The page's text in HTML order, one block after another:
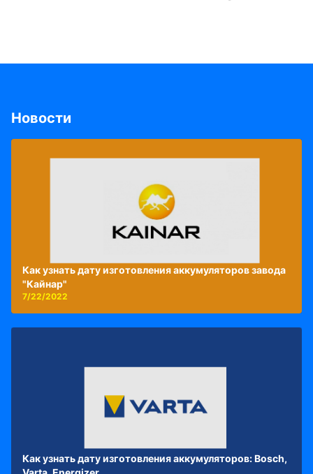
Новости
Как узнать дату изготовления аккумуляторов завода
"Кайнар"
7/22/2022
Как узнать дату изготовления аккумуляторов: Bosch,